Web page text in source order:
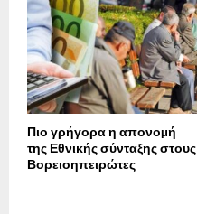
Πιο γρήγορα η απονοµή
της Εθνικής σύνταξης στους
Βορειοηπειρώτες